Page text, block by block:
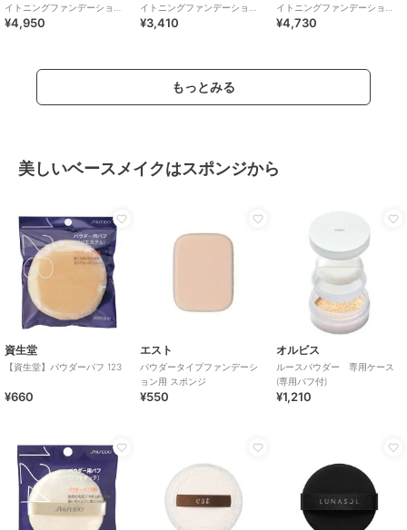
イトニングファンデーショ
ン 5g ライトオークル
¥4,950
イトニングファンデーショ
ン 2.5g ヘルシーオークル
¥3,410
イトニングファンデーショ
ン 5g ライトオークル<詰替
¥4,730
もっとみる
美しいベースメイクはスポンジから
資生堂
【資生堂】パウダーパフ 123
¥660
エスト
パウダータイプファンデーシ
ョン用 スポンジ
¥550
オルビス
ルースパウダー 専用ケース
(専用パフ付)
¥1,210